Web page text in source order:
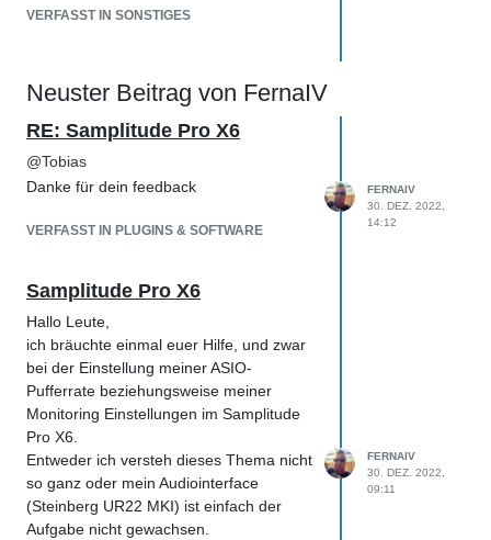
Beruf zu machen
Nun ja das ist eingentlich schon das
Thema, gibt es hier Erfahrungswerte was
man alles nach so einer Diploma
eine gewisse Sparte oder sieht man
das im laufe der Ausbildung ?
-> okay diese Richtung gefällt mir da will
ich hin.
Also ich würde dann mal starten,
ich habe eigentlich kein besonderes Ziel
liegt aber glaub ich auch am Standort
Österreich das hier die Branche glaube
ich nicht so ausgeprägt ist wie wo anders.
VERFASST IN SONSTIGES
Neuster Beitrag von FernaIV
RE: Samplitude Pro X6
@Tobias
Danke für dein feedback
VERFASST IN PLUGINS & SOFTWARE
FERNAIV
30. DEZ. 2022,
14:12
Samplitude Pro X6
Hallo Leute,
ich bräuchte einmal euer Hilfe, und zwar
bei der Einstellung meiner ASIO-
Pufferrate beziehungsweise meiner
Monitoring Einstellungen im Samplitude
Pro X6.
Entweder ich versteh dieses Thema nicht
so ganz oder mein Audiointerface
(Steinberg UR22 MKI) ist einfach der
Aufgabe nicht gewachsen.
FERNAIV
30. DEZ. 2022,
09:11